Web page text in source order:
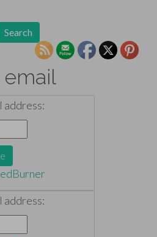
email
address:
address: